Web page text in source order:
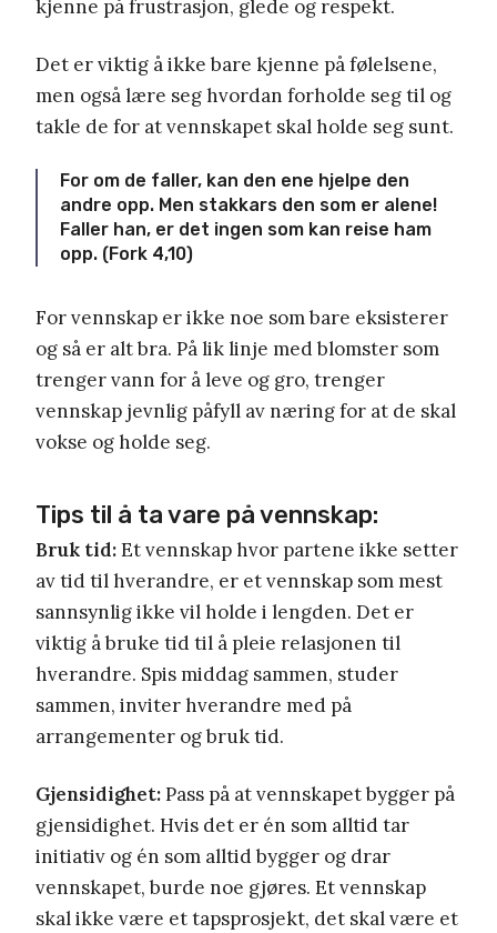
kjenne på frustrasjon, glede og respekt.
Det er viktig å ikke bare kjenne på følelsene,
men også lære seg hvordan forholde seg til og
takle de for at vennskapet skal holde seg sunt.
For om de faller, kan den ene hjelpe den
andre opp. Men stakkars den som er alene!
Faller han, er det ingen som kan reise ham
opp. (Fork 4,10)
For vennskap er ikke noe som bare eksisterer
og så er alt bra. På lik linje med blomster som
trenger vann for å leve og gro, trenger
vennskap jevnlig påfyll av næring for at de skal
vokse og holde seg.
Tips til å ta vare på vennskap:
Bruk tid:Et vennskap hvor partene ikke setter
av tid til hverandre, er et vennskap som mest
sannsynlig ikke vil holde i lengden. Det er
viktig å bruke tid til å pleie relasjonen til
hverandre. Spis middag sammen, studer
sammen, inviter hverandre med på
arrangementer og bruk tid.
Gjensidighet:Pass på at vennskapet bygger på
gjensidighet. Hvis det er én som alltid tar
initiativ og én som alltid bygger og drar
vennskapet, burde noe gjøres. Et vennskap
skal ikke være et tapsprosjekt, det skal være et